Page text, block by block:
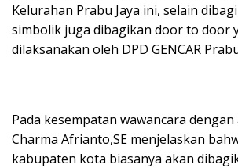
Kelurahan Prabu Jaya ini, selain
simbolik juga dibagikan door to door
dilaksanakan oleh DPD GENCAR
Pada kesempatan wawancara dengan
Charma Afrianto,SE menjelaskan
kabupaten kota biasanya akan